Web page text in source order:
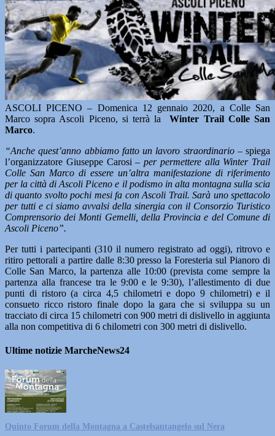
ASCOLI PICENO – Domenica 12 gennaio 2020, a Colle San
Marco sopra Ascoli Piceno, si terrà la Winter Trail Colle San
Marco.
“Anche quest’anno abbiamo fatto un lavoro straordinario –spiega
l’organizzatore Giuseppe Carosi– per permettere alla Winter Trail
Colle San Marco di essere un’altra manifestazione di riferimento
per la città di Ascoli Piceno e il podismo in alta montagna sulla scia
di quanto svolto pochi mesi fa con Ascoli Trail. Sarà uno spettacolo
per tutti e ci siamo avvalsi della sinergia con il Consorzio Turistico
Comprensorio dei Monti Gemelli, della Provincia e del Comune di
Ascoli Piceno”.
Per tutti i partecipanti (310 il numero registrato ad oggi), ritrovo e
ritiro pettorali a partire dalle 8:30 presso la Foresteria sul Pianoro di
Colle San Marco, la partenza alle 10:00 (prevista come sempre la
partenza alla francese tra le 9:00 e le 9:30), l’allestimento di due
punti di ristoro (a circa 4,5 chilometri e dopo 9 chilometri) e il
consueto ricco ristoro finale dopo la gara che si sviluppa su un
tracciato di circa 15 chilometri con 900 metri di dislivello in aggiunta
alla non competitiva di 6 chilometri con 300 metri di dislivello.
Ultime notizie MarcheNews24
Quinto Forum della Montagna a Castelsantangelo sul Nera